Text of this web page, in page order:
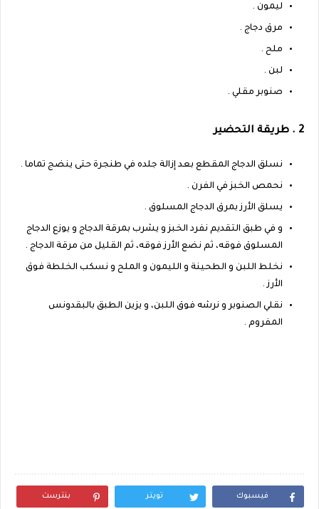
ليمون .
مرق دجاج .
ملح .
لبن .
صنوبر مقلي .
2 . طريقة التحضير
نسلق الدجاج المقطع بعد إزالة جلده في طنجرة حتى ينضج تماما .
نحمص الخبز في الفرن .
يسلق الأرز بمرق الدجاج المسلوق .
و في طبق التقديم نفرد الخبز و يشرب بمرقة الدجاج و يوزع الدجاج
المسلوق فوقه، ثم نضع الأرز فوقه، ثم القليل من مرقة الدجاج .
نخلط اللبن و الطحينة و الليمون و الملح و نسكب الخلطة فوق
الأرز .
نقلي الصنوبر و نرشه فوق اللبن، و يزين الطبق بالبقدونس
المفروم .
فيسبوك تويتر بنترست